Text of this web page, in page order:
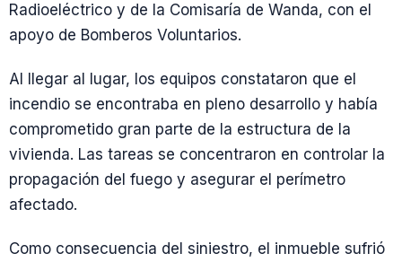
Radioeléctrico y de la Comisaría de Wanda, con el
apoyo de Bomberos Voluntarios.
Al llegar al lugar, los equipos constataron que el
incendio se encontraba en pleno desarrollo y había
comprometido gran parte de la estructura de la
vivienda. Las tareas se concentraron en controlar la
propagación del fuego y asegurar el perímetro
afectado.
Como consecuencia del siniestro, el inmueble sufrió